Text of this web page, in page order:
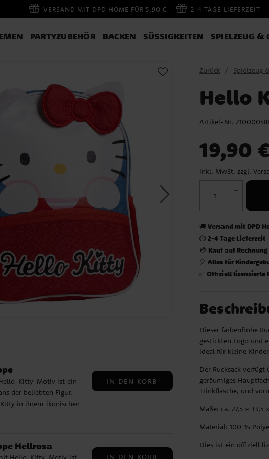
VERSAND MIT DPD HOME FÜR 5,90 € 2-4 TAGE LIEFERZEIT
PARTYZUBEHÖR BACKEN SÜSSIGKEITEN SPIELZEUG &
Kitty-Motiv ist ein
der beliebten Figur.
in ihrem ikonischen
Look verleiht.
Mischung. Sie
IN DEN KORB
Hellrosa
IN DEN KORB
Zurück Spielzeug
Hello
Artikel-Nr.
19,90 €
inkl. MwSt. zzgl.
🚚Versand mit DPD
⏱️2-4 Tage Lieferzeit
💳 Kauf auf Rechnung
🎈Alles für
✅Offiziell lizenzierte
Dieser farbenfrohe
gestickten Logo und
ideal für kleine
Der Rucksack
geräumiges
Trinkflasche, und
Maße: ca. 27,5 × 33,5
Material: 100 %
Dies ist ein offiziell